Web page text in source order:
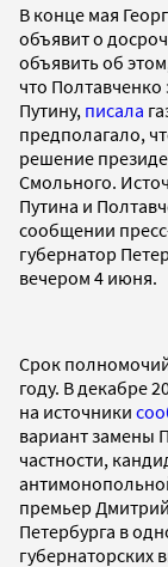
В конце мая
объявит о
объявить об
что
Путину, писала
предполагало,
решение
Смольного.
Путина и
сообщении
губернатор
вечером 4 июня.
Срок
году. В декабре
на источники
вариант замены
частности,
премьер
Петербурга в
губернаторских